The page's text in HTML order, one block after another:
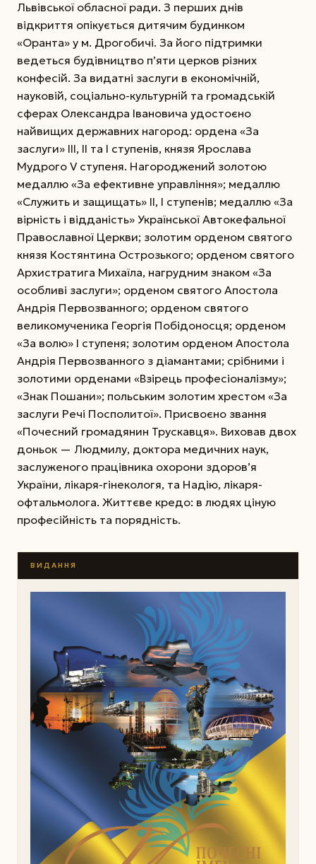
Львівської обласної ради. З перших днів
відкриття опікується дитячим будинком
«Оранта» у м. Дрогобичі. За його підтримки
ведеться будівництво п’яти церков різних
конфесій. За видатні заслуги в економічній,
науковій, соціально-культурній та громадській
сферах Олександра Івановича удостоєно
найвищих державних нагород: ордена «За
заслуги» ІІІ, ІІ та І ступенів, князя Ярослава
Мудрого V ступеня. Нагороджений золотою
медаллю «За ефективне управління»; медаллю
«Служить и защищать» ІІ, І ступенів; медаллю «За
вірність і відданість» Української Автокефальної
Православної Церкви; золотим орденом святого
князя Костянтина Острозького; орденом святого
Архистратига Михаїла, нагрудним знаком «За
особливі заслуги»; орденом святого Апостола
Андрія Первозванного; орденом святого
великомученика Георгія Побідоносця; орденом
«За волю» І ступеня; золотим орденом Апостола
Андрія Первозванного з діамантами; срібними і
золотими орденами «Взірець професіоналізму»;
«Знак Пошани»; польським золотим хрестом «За
заслуги Речі Посполитої». Присвоєно звання
«Почесний громадянин Трускавця». Виховав двох
доньок — Людмилу, доктора медичних наук,
заслуженого працівника охорони здоров’я
України, лікаря-гінекологя, та Надію, лікаря-
офтальмолога. Життєве кредо: в людях ціную
професійність та порядність.
ВИДАННЯ